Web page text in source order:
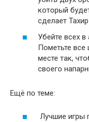
который
сделает
Убейте всех в
Пометьте все
месте так,
своего
Ещё по теме:
Лучшие игры